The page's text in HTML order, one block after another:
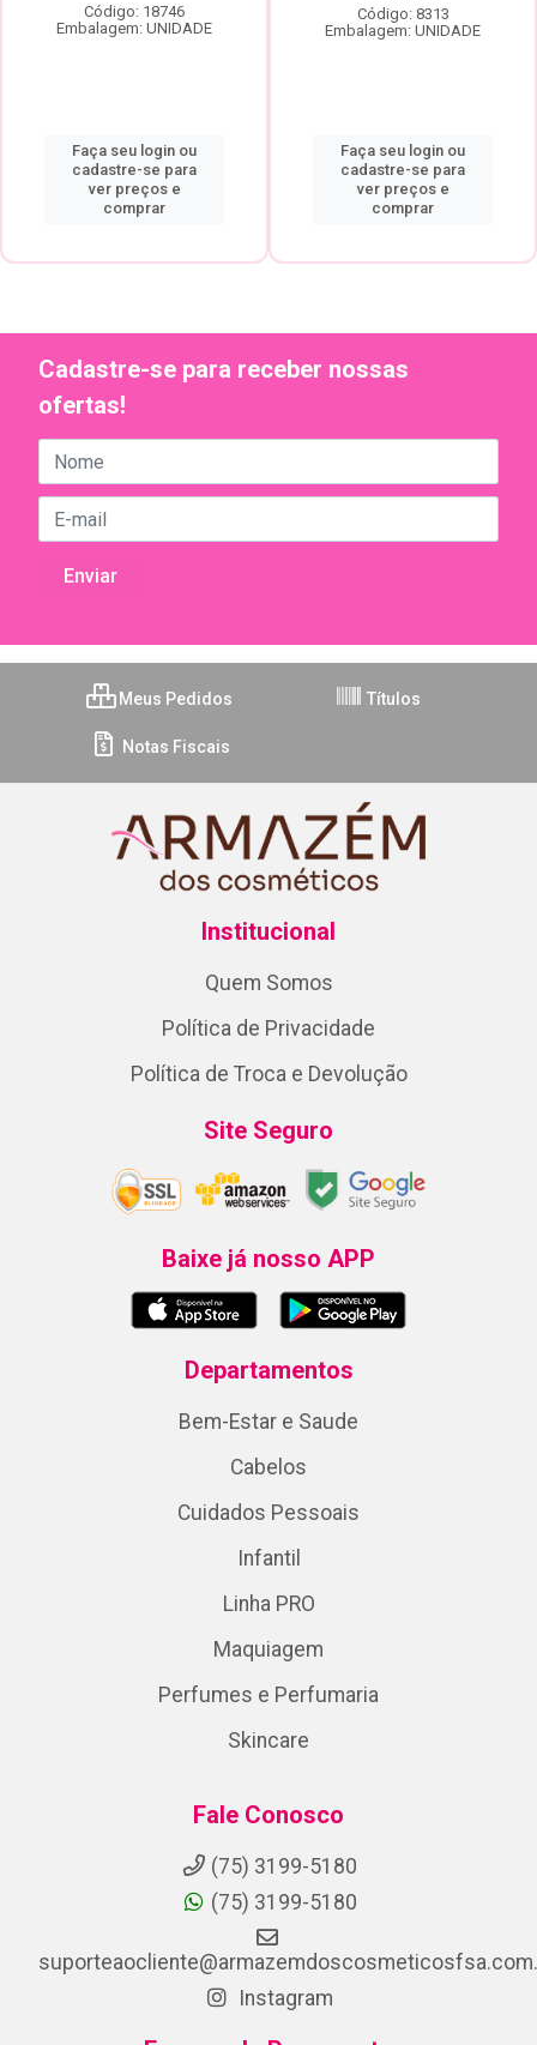
Código: 18746
Embalagem: UNIDADE
Faça seu login ou
cadastre-se para
ver preços e
comprar
Código: 8313
Embalagem: UNIDADE
Faça seu login ou
cadastre-se para
ver preços e
comprar
Cadastre-se para receber nossas
ofertas!
Meus Pedidos Títulos
Notas Fiscais
Institucional
Quem Somos
Política de Privacidade
Política de Troca e Devolução
Site Seguro
Baixe já nosso APP
Departamentos
Bem-Estar e Saude
Cabelos
Cuidados Pessoais
Infantil
Linha PRO
Maquiagem
Perfumes e Perfumaria
Skincare
Fale Conosco
(75) 3199-5180
(75) 3199-5180
Instagram